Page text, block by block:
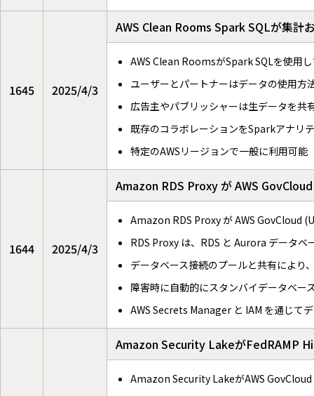
1645 2025/4/3
AWS Clean Rooms Spark SQLが集計
AWS Clean RoomsがSpark SQLを使用
ユーザーとパートナーはデータの使用方
広告主やパブリッシャーは生データを共
既存のコラボレーションをSparkアナリ
特定のAWSリージョンで一般に利用可能
1644 2025/4/3
Amazon RDS Proxy が AWS
Amazon RDS Proxy が AWS GovCloud
RDS Proxy は、RDS と Aurora データ
データベース接続のプールと共有により
障害時に自動的にスタンバイデータベー
AWS Secrets Manager と IAM を通じて
Amazon Security LakeがFedRAMP
Amazon Security LakeがAWS